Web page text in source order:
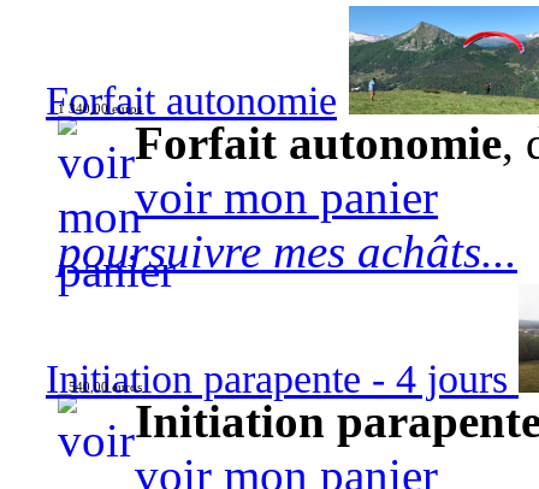
Forfait autonomie
1 340,00 euros
Forfait autonomie,
voir mon panier
poursuivre mes achâts...
Initiation parapente - 4 jours
540,00 euros
Initiation
voir mon panier